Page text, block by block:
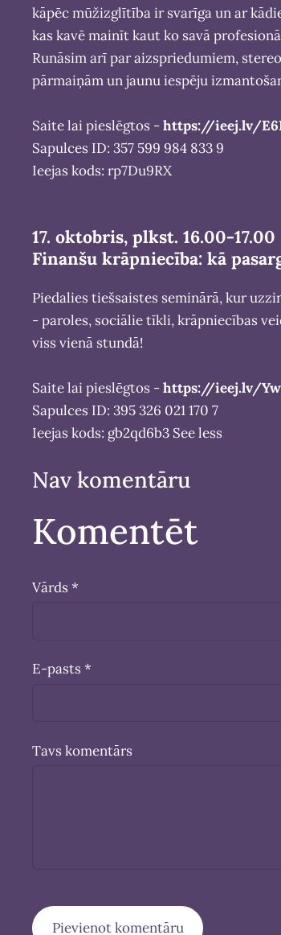
kāpēc mūžizglītība ir svarīga un ar
kas kavē mainīt kaut ko savā
Runāsim arī par aizspriedumiem,
pārmaiņām un jaunu iespēju
Saite lai pieslēgtos -https://ieej.lv/
Sapulces ID: 357 599 984 833 9
Ieejas kods: rp7Du9RX
17. oktobris, plkst. 16.00-17.00
Finanšu krāpniecība: kā
Piedalies tiešsaistes seminārā, kur
- paroles, sociālie tīkli, krāpniecības
viss vienā stundā!
Saite lai pieslēgtos -https://ieej.lv/
Sapulces ID: 395 326 021 170 7
Ieejas kods: gb2qd6b3 See less
Nav komentāru
Komentēt
Vārds *
E-pasts *
Tavs komentārs